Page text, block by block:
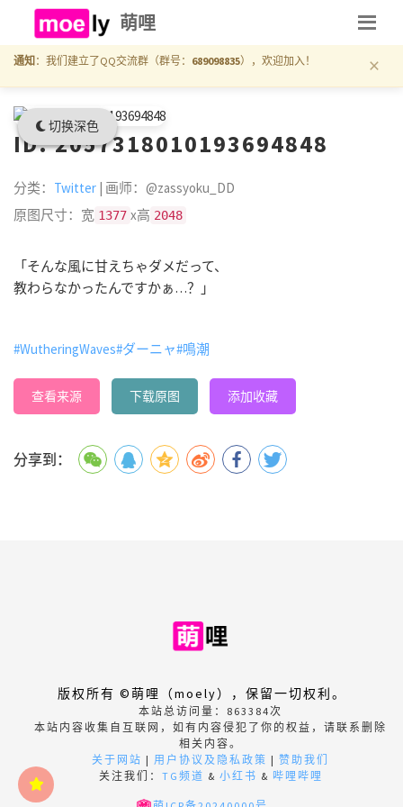
切换深色
萌哩
通知 ：我们建立了QQ交流群（群号： 689098835），欢迎加入！ ×
ID: 2057318010193694848
分类： Twitter | 画师：@zassyoku_DD
原图尺寸：宽 1377 x高 2048
「そんな風に甘えちゃダメだって、
教わらなかったんですかぁ…？」
#WutheringWaves#ダーニャ#鳴潮
查看来源 下载原图 添加收藏
分享到：
版权所有 ©萌哩（moely），保留一切权利。
本站总访问量： 863384次
本站内容收集自互联网，如有内容侵犯了你的权益，请联系删除
相关内容。
关于网站 | 用户协议及隐私政策 | 赞助我们
关注我们： TG频道 & 小红书 & 哔哩哔哩